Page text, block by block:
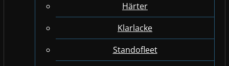
Härter
Klarlacke
Standofleet